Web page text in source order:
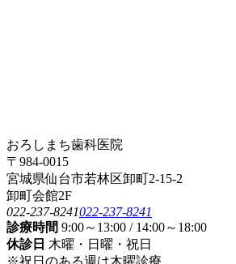
おろしまち歯科医院
〒984-0015
宮城県仙台市若林区卸町2-15-2
卸町会館2F
022-237-8241022-237-8241
診療時間 9:00～13:00 / 14:00～18:00
休診日 木曜・日曜・祝日
※祝日のある週は木曜診療